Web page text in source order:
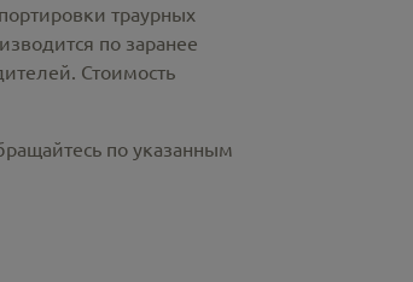
траурных
по заранее
Стоимость
по указанным